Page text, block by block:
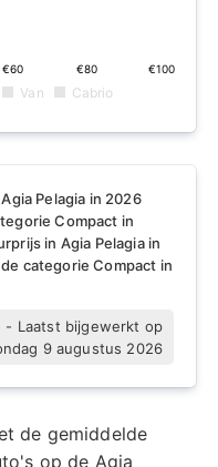
€60 €80 €100
Van Cabrio
Pelagia in 2026
Compact in
in Agia Pelagia in
categorie Compact in
- Laatst bijgewerkt op
9 augustus 2026
de gemiddelde
op de Agia